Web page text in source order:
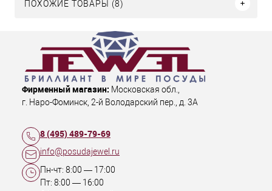
ПОХОЖИЕ ТОВАРЫ (8)
Фирменный магазин: Московская обл.,
г. Наро-Фоминск, 2-й Володарский пер., д. 3А
8 (495) 489-79-69
info@posudajewel.ru
Пн-чт: 8:00 — 17:00
Пт: 8:00 — 16:00